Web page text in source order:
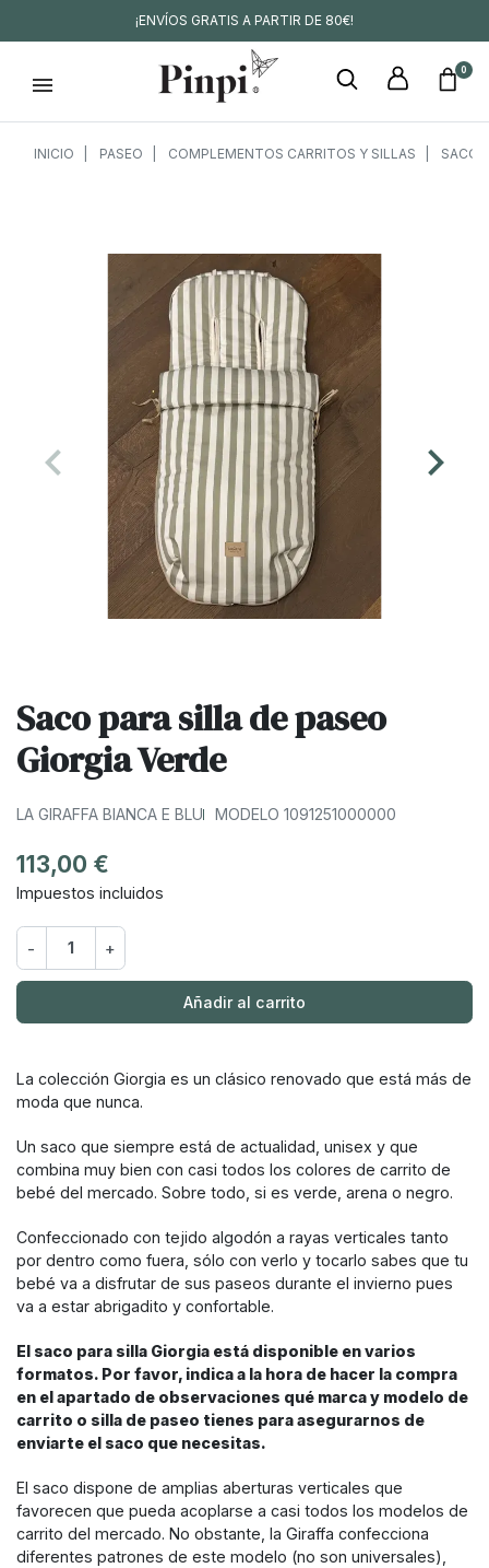
¡ENVÍOS GRATIS A PARTIR DE 80€!
0
INICIO PASEO COMPLEMENTOS CARRITOS Y SILLAS
Anterior
keyboard_arrow_left keyboard_arrow_right
Saco para silla de paseo
Giorgia Verde
LA GIRAFFA BIANCA E BLU MODELO 1091251000000
113,00 €
Impuestos incluidos
- +
Añadir al carrito
La colección Giorgia es un clásico renovado que está más de
moda que nunca.
Un saco que siempre está de actualidad, unisex y que
combina muy bien con casi todos los colores de carrito de
bebé del mercado. Sobre todo, si es verde, arena o negro.
Confeccionado con tejido algodón a rayas verticales tanto
por dentro como fuera, sólo con verlo y tocarlo sabes que tu
bebé va a disfrutar de sus paseos durante el invierno pues
va a estar abrigadito y confortable.
El saco para silla Giorgia está disponible en varios
formatos. Por favor, indica a la hora de hacer la compra
en el apartado de observaciones qué marca y modelo de
carrito o silla de paseo tienes para asegurarnos de
enviarte el saco que necesitas.
El saco dispone de amplias aberturas verticales que
favorecen que pueda acoplarse a casi todos los modelos de
carrito del mercado. No obstante, la Giraffa confecciona
diferentes patrones de este modelo (no son universales),